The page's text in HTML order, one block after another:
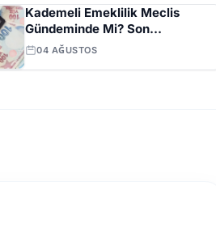
Kademeli Emeklilik Meclis
Gündeminde Mi? Son
Açıklamalar ve Beklentiler
04 AĞUSTOS